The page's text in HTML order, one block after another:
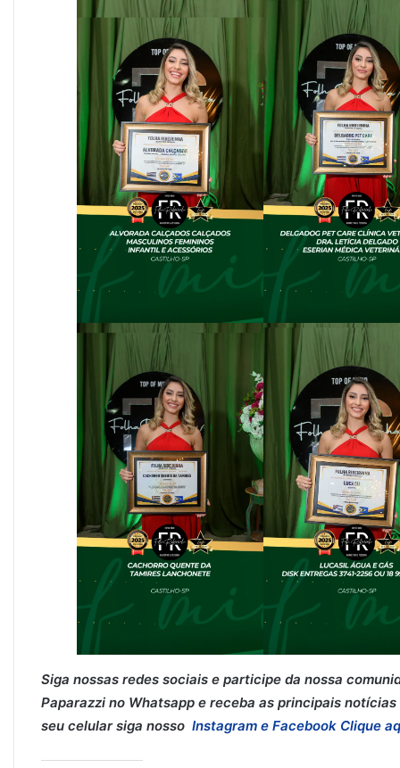
Siga nossas redes sociais e participe da nossa
Paparazzi no Whatsapp e receba as principais
seu celular siga nosso Instagram e Facebook Clique